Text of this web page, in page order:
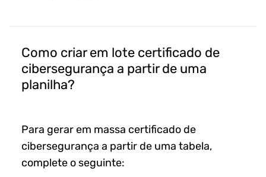
Como criar em lote certificado de
cibersegurança a partir de uma
planilha?
Para gerar em massa certificado de
cibersegurança a partir de uma tabela,
complete o seguinte: